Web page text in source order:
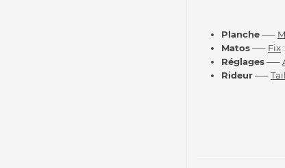
Planche—–
Matos—– Fix :
Réglages—–
Rideur—–